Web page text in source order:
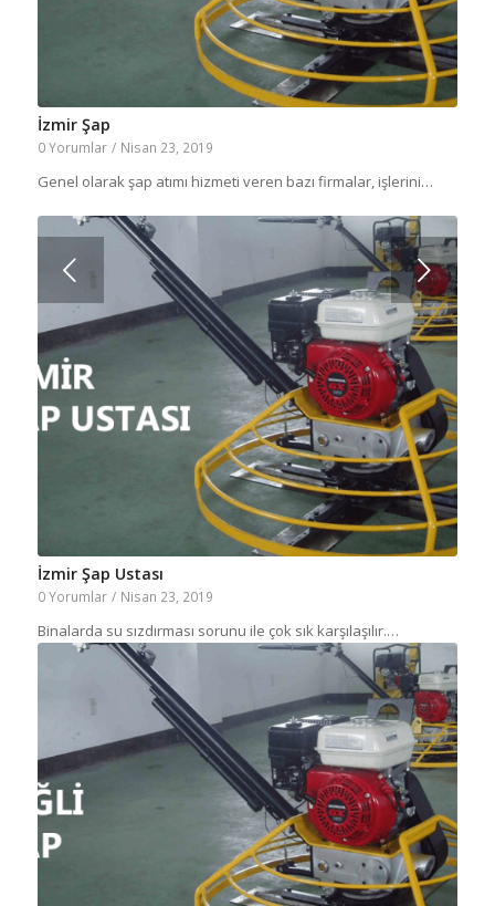
İzmir Şap
0 Yorumlar / Nisan 23, 2019
Genel olarak şap atımı hizmeti veren bazı firmalar, işlerini…
İzmir Şap Ustası
0 Yorumlar / Nisan 23, 2019
Binalarda su sızdırması sorunu ile çok sık karşılaşılır.…
Sonraki